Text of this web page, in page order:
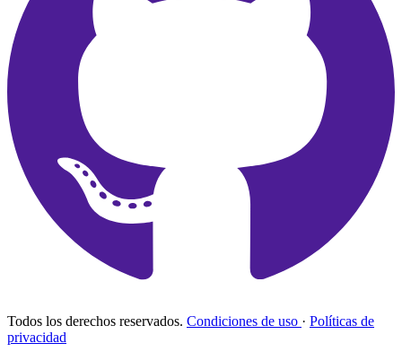
Todos los derechos reservados. Condiciones de uso · Políticas de
privacidad